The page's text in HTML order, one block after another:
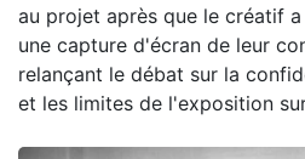
au projet après que le créatif
une capture d'écran de leur
relançant le débat sur la
et les limites de l'exposition